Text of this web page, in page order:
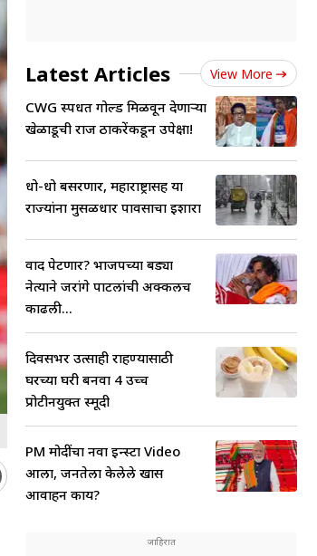
Latest Articles View More
CWG स्पर्धेत गोल्ड मिळवून देणाऱ्या
खेळाडूची राज ठाकरेंकडून उपेक्षा!
धो-धो बसरणार, महाराष्ट्रासह या
राज्यांना मुसळधार पावसाचा इशारा
वाद पेटणार? भाजपच्या बड्या
नेत्याने जरांगे पाटलांची अक्कलच
काढली...
दिवसभर उत्साही राहण्यासाठी
घरच्या घरी बनवा 4 उच्च
प्रोटीनयुक्त स्मूदी
PM मोदींचा नवा इन्स्टा Video
आला, जनतेला केलेले खास
आवाहन काय?